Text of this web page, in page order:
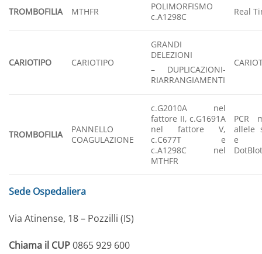
TROMBOFILIA MTHFR
POLIMORFISMO
c.A1298C
Real
CARIOTIPO CARIOTIPO
GRANDI
DELEZIONI
– DUPLICAZIONI-
RIARRANGIAMENTI
TROMBOFILIA
PANNELLO
COAGULAZIONE
c.G2010A nel
fattore II, c.G1691A
nel fattore V,
c.C677T e
c.A1298C nel
MTHFR
PCR
allele
e
Sede Ospedaliera
Via Atinense, 18 – Pozzilli (IS)
Chiama il CUP0865 929 600